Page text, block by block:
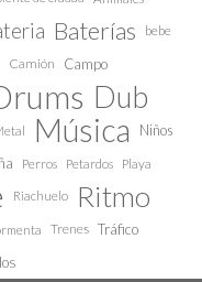
Baterías bebe
Camión Campo
Dub
Música
Niños
Perros Petardos Playa
Riachuelo Ritmo
Trenes Tráfico